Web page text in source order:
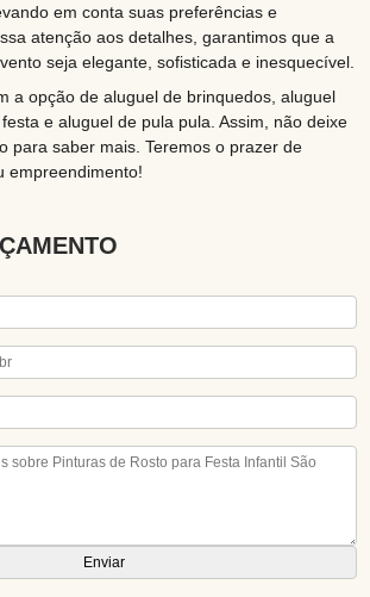
em conta suas preferências e
atenção aos detalhes, garantimos que a
seja elegante, sofisticada e inesquecível.
a opção de aluguel de brinquedos, aluguel
e aluguel de pula pula. Assim, não deixe
para saber mais. Teremos o prazer de
empreendimento!